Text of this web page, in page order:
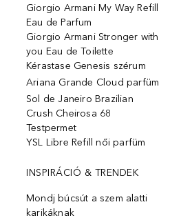
Giorgio Armani My Way Refill
Eau de Parfum
Giorgio Armani Stronger with
you Eau de Toilette
Kérastase Genesis szérum
Ariana Grande Cloud parfüm
Sol de Janeiro Brazilian
Crush Cheirosa 68
Testpermet
YSL Libre Refill női parfüm
INSPIRÁCIÓ & TRENDEK
Mondj búcsút a szem alatti
karikáknak